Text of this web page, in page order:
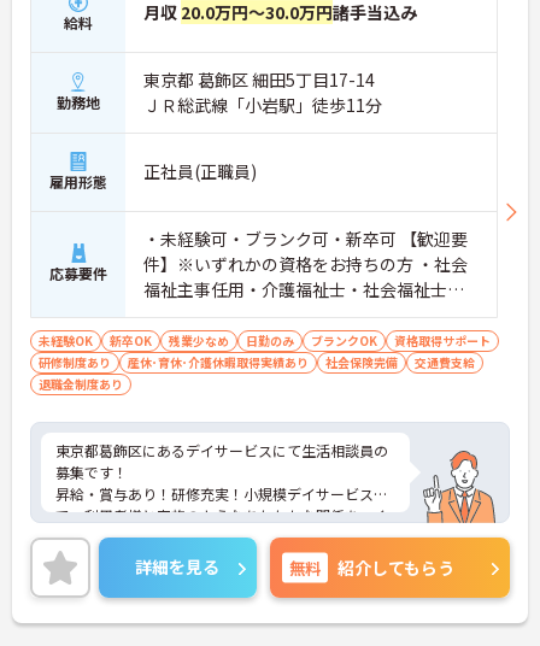
給料 月収 20.0万円～30.0万円諸手当込み
勤務地
東京都 葛飾区 細田5丁目17-14
ＪＲ総武線「小岩駅」徒歩11分
雇用形態 正社員(正職員)
応募要件
・未経験可・ブランク可・新卒可 【歓迎要
件】※いずれかの資格をお持ちの方 ・社会
福祉主事任用・介護福祉士・社会福祉士・
普通自動車免許
未経験OK 新卒OK 残業少なめ 日勤のみ ブランクOK
資格取得サポート
研修制度あり
産休･育休･介護休暇取得実績あり 社会保険完備
交通費支給
退職金制度あり
東京都葛飾区にあるデイサービスにて生活相談員の
募集です！
昇給・賞与あり！研修充実！小規模デイサービス
で、利用者様と家族のようなあたたかな関係をつく
っていきませんか？
昇給や賞与、季節の休暇など、長く安定して働きや
すい環境を整えています。また、利用者様の負担の
軽減やスタッフの意欲向上のため研修制度に力を入
れていますので、未経験の方、資格をお持ちでない
詳細を見る 無料 紹介してもらう